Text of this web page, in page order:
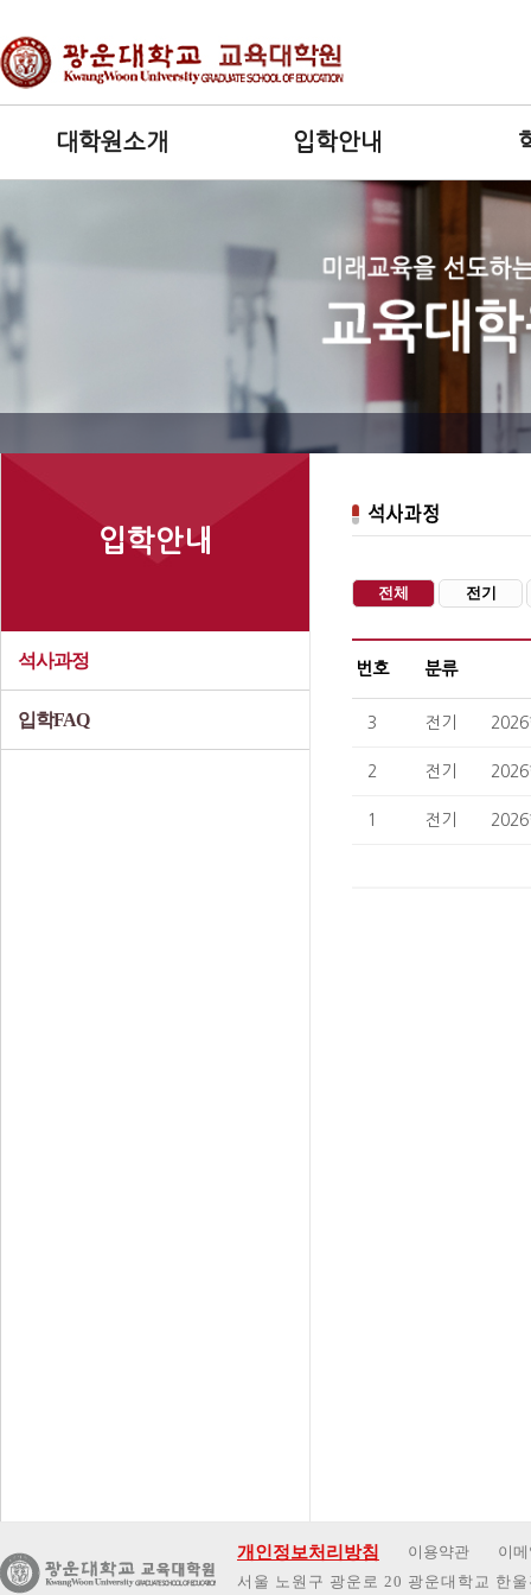
대학원소개 입학안내
입학안내
석사과정
입학FAQ
전체 전기
번호 분류
3 전기 2026
2 전기 2026
1 전기 2026
개인정보처리방침 이용약관
이
서울 노원구 광운로 20 광운대학교 한